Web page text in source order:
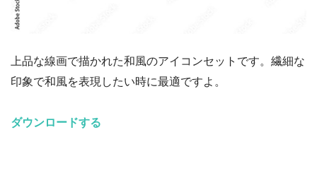
上品な線画で描かれた和風のアイコンセットです。繊細な
印象で和風を表現したい時に最適ですよ。
ダウンロードする